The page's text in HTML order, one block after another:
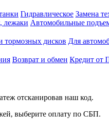
Гидравлическое Замена
лежаки Автомобильные
тормозных дисков Для
Возврат и обмен Кредит
отсканировав наш код.
выберите оплату по СБП.